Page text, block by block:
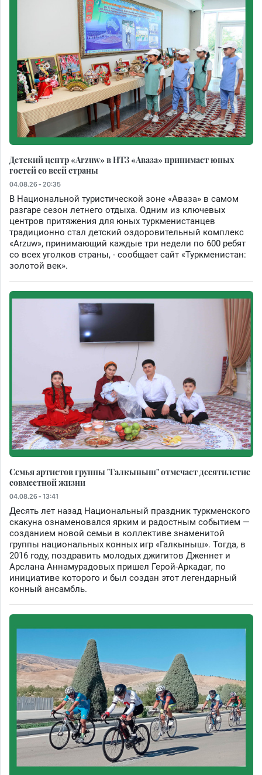
Детский центр «Arzuw» в НТЗ «Аваза» принимает юных
гостей со всей страны
04.08.26 - 20:35
В Национальной туристической зоне «Аваза» в самом
разгаре сезон летнего отдыха. Одним из ключевых
центров притяжения для юных туркменистанцев
традиционно стал детский оздоровительный комплекс
«Arzuw», принимающий каждые три недели по 600 ребят
со всех уголков страны, - сообщает сайт «Туркменистан:
золотой век».
Семья артистов группы "Галкыныш" отмечает десятилетие
совместной жизни
04.08.26 - 13:41
Десять лет назад Национальный праздник туркменского
скакуна ознаменовался ярким и радостным событием —
созданием новой семьи в коллективе знаменитой
группы национальных конных игр «Галкыныш». Тогда, в
2016 году, поздравить молодых джигитов Дженнет и
Арслана Аннамурадовых пришел Герой-Аркадаг, по
инициативе которого и был создан этот легендарный
конный ансамбль.